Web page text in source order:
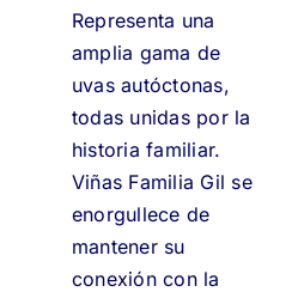
Representa una
amplia gama de
uvas autóctonas,
todas unidas por la
historia familiar.
Viñas Familia Gil se
enorgullece de
mantener su
conexión con la